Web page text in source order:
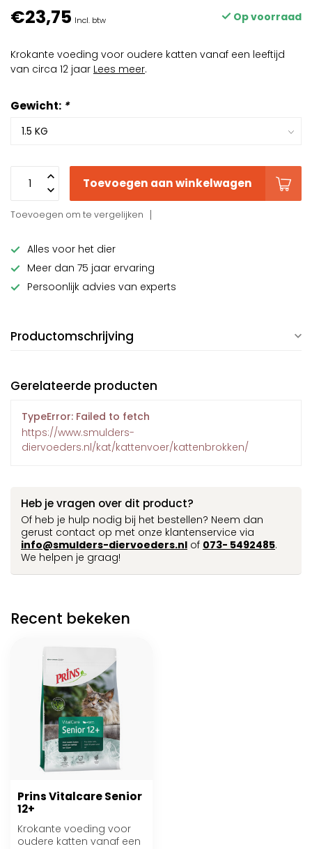
€23,75 Incl. btw Op voorraad
Krokante voeding voor oudere katten vanaf een leeftijd
van circa 12 jaar Lees meer.
Gewicht: *
Toevoegen aan winkelwagen
Toevoegen om te vergelijken
Alles voor het dier
Meer dan 75 jaar ervaring
Persoonlijk advies van experts
Productomschrijving
Gerelateerde producten
TypeError: Failed to fetch
https://www.smulders-
diervoeders.nl/kat/kattenvoer/kattenbrokken/
Heb je vragen over dit product?
Of heb je hulp nodig bij het bestellen? Neem dan
gerust contact op met onze klantenservice via
info@smulders-diervoeders.nl of 073- 5492485.
We helpen je graag!
Recent bekeken
Prins Vitalcare Senior
12+
Krokante voeding voor
oudere katten vanaf een